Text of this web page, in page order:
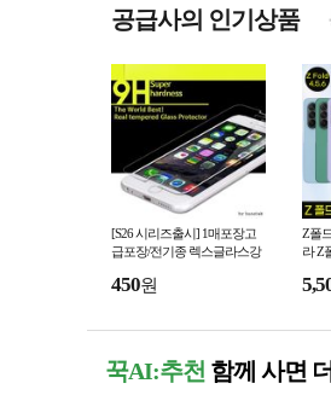
공급사의 인기상품
[S26 시리즈출시] 1매포장고
급포장/전기종 렉스글라스강
이폰16프로
450원
Z폴
라 Z
하드
꾹AI:추천 함께 사면